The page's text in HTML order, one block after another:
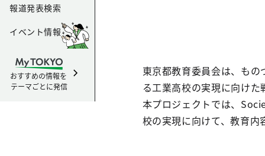
報道発表検索
イベント情報
おすすめの情報を
テーマごとに発信
東京都教育委員会は、も
る工業高校の実現に向け
本プロジェクトでは、
校の実現に向けて、教育